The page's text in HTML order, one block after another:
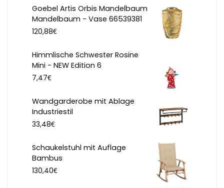
Goebel Artis Orbis Mandelbaum
Mandelbaum - Vase 66539381
120,88€
Himmlische Schwester Rosine
Mini - NEW Edition 6
7,47€
Wandgarderobe mit Ablage
Industriestil
33,48€
Schaukelstuhl mit Auflage
Bambus
130,40€